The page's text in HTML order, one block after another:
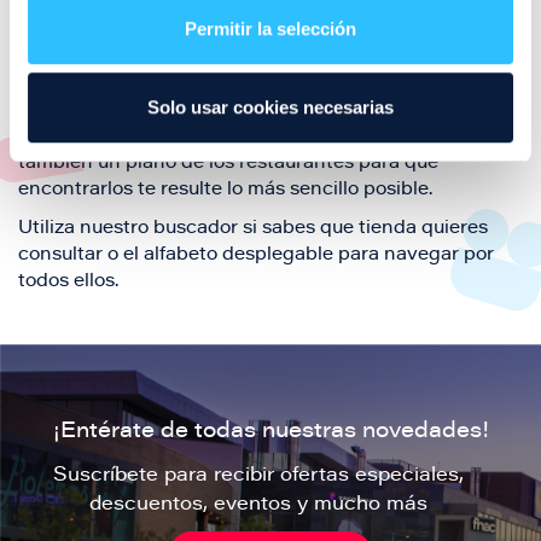
Permitir la selección
Solo usar cookies necesarias
también de nuestra oferta de ocio y shopping durante
podrás encontrar toda la información necesaria de
cada una de nuestras marcas. Sus datos de contacto y
también un plano de los restaurantes para que
encontrarlos te resulte lo más sencillo posible.
Utiliza nuestro buscador si sabes que tienda quieres
consultar o el alfabeto desplegable para navegar por
todos ellos.
¡Entérate de todas nuestras novedades!
Suscríbete para recibir ofertas especiales,
descuentos, eventos y mucho más